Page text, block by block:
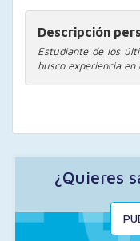
Descripción
Estudiante de los
busco experiencia
¿Quieres